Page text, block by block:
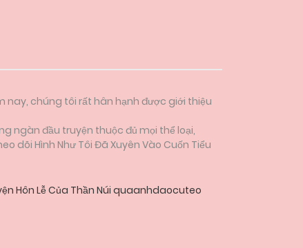
nay, chúng tôi rất hân hạnh được giới thiệu
ngàn đầu truyện thuộc đủ mọi thể loại,
dõi Hình Như Tôi Đã Xuyên Vào Cuốn Tiểu
Hôn Lễ Của Thần Núi quaanhdaocuteo